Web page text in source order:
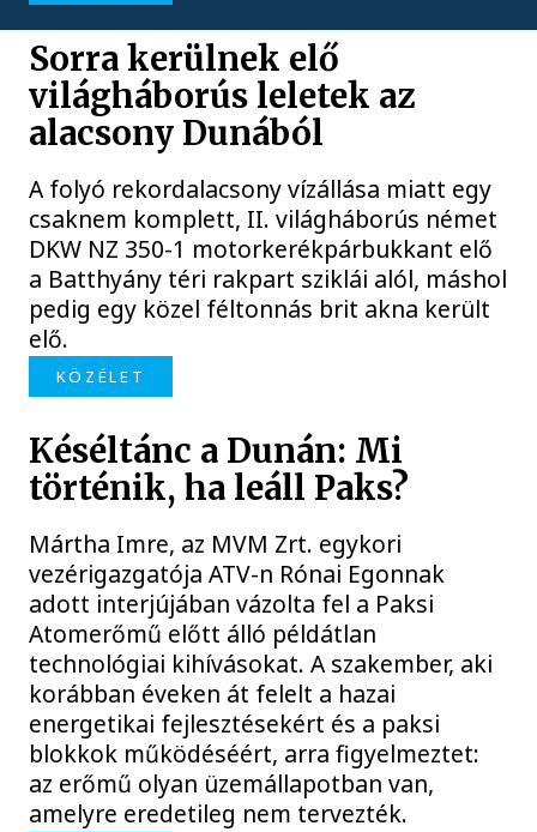
Sorra kerülnek elő
világháborús leletek az
alacsony Dunából
A folyó rekordalacsony vízállása miatt egy
csaknem komplett, II. világháborús német
DKW NZ 350-1 motorkerékpárbukkant elő
a Batthyány téri rakpart sziklái alól, máshol
pedig egy közel féltonnás brit akna került
elő.
KÖZÉLET
Késéltánc a Dunán: Mi
történik, ha leáll Paks?
Mártha Imre, az MVM Zrt. egykori
vezérigazgatója ATV-n Rónai Egonnak
adott interjújában vázolta fel a Paksi
Atomerőmű előtt álló példátlan
technológiai kihívásokat. A szakember, aki
korábban éveken át felelt a hazai
energetikai fejlesztésekért és a paksi
blokkok működéséért, arra figyelmeztet:
az erőmű olyan üzemállapotban van,
amelyre eredetileg nem tervezték.